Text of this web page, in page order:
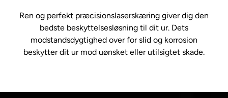
Ren og perfekt præcisionslaserskæring giver dig den
bedste beskyttelsesløsning til dit ur. Dets
modstandsdygtighed over for slid og korrosion
beskytter dit ur mod uønsket eller utilsigtet skade.